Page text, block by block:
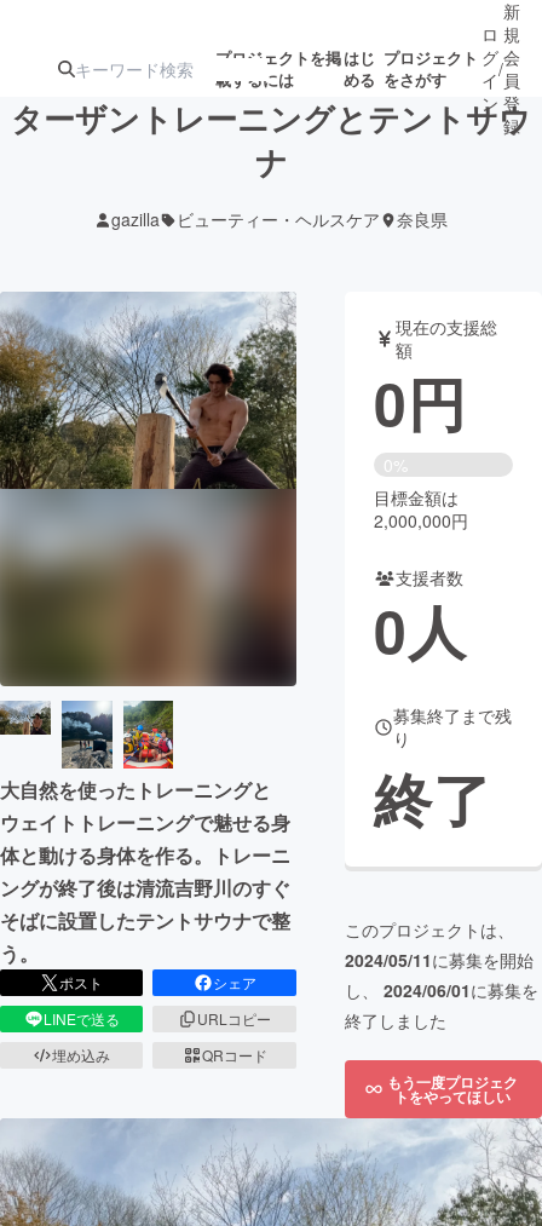
プロジェクトを掲
載するには
はじ
める
プロジェクト
をさがす
ターン
ジェクト
募集終了が近いプ
ロジェクト
されます
アート・写真 音楽
テクノロジー・ガジェット ゲーム・サ
映像・映画 書籍・雑誌
チャレンジ
CAMPFIRE Creation
CAMPFIREふるさと納税
ロ
グ
イ
ン
/
新
規
会
員
登
録
ターザントレーニングとテントサウ
ナ
gazilla ビューティー・ヘルスケア 奈良県
大自然を使ったトレーニングと
ウェイトトレーニングで魅せる身
体と動ける身体を作る。トレーニ
ングが終了後は清流吉野川のすぐ
そばに設置したテントサウナで整
う。
ポスト
シェア
LINEで送る
URLコピー
埋め込み
QRコード
現在の支援総
額
0円
0%
目標金額は
2,000,000円
支援者数
0人
募集終了まで残
り
終了
このプロジェクトは、
2024/05/11に募集を開始
し、 2024/06/01に募集を
終了しました
もう一度プロジェク
トをやってほしい